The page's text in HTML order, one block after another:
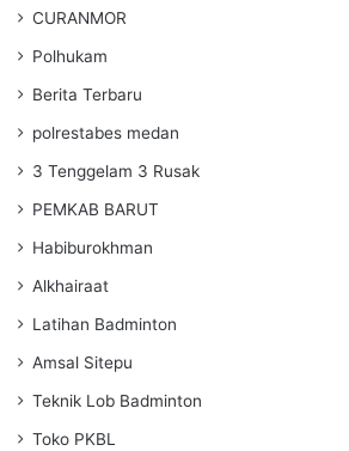
CURANMOR
Polhukam
Berita Terbaru
polrestabes medan
3 Tenggelam 3 Rusak
PEMKAB BARUT
Habiburokhman
Alkhairaat
Latihan Badminton
Amsal Sitepu
Teknik Lob Badminton
Toko PKBL